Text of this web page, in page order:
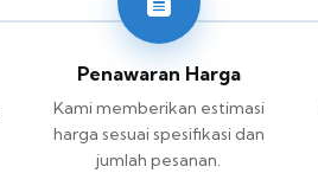
Penawaran Harga
Kami memberikan estimasi
harga sesuai spesifikasi dan
jumlah pesanan.